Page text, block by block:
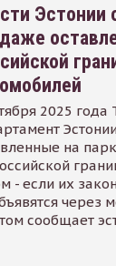
Эстонии
2025 года
на
- если их
через
сообщает